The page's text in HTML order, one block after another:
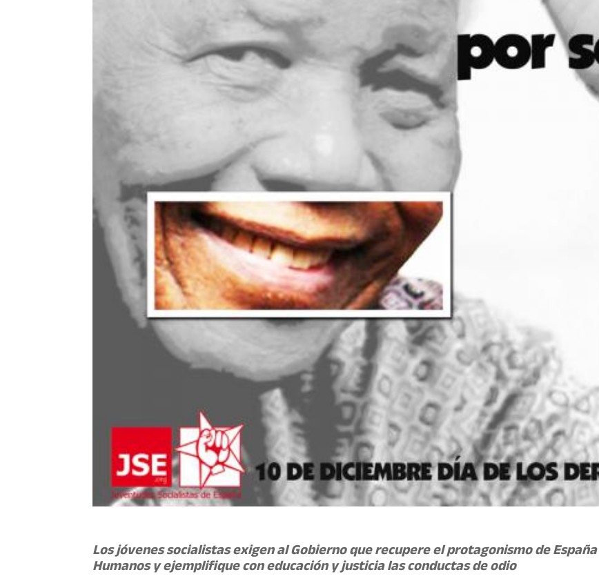
Los jóvenes socialistas exigen al Gobierno que recupere el protagonismo de
Humanos y ejemplifique con educación y justicia las conductas de odio